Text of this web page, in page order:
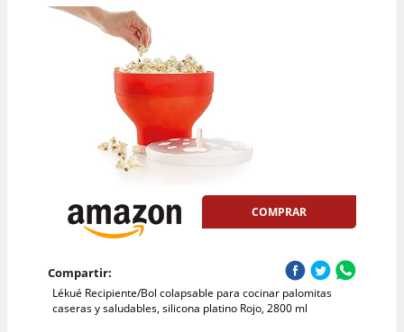
COMPRAR
Compartir:
Lékué Recipiente/Bol colapsable para cocinar palomitas
caseras y saludables, silicona platino Rojo, 2800 ml